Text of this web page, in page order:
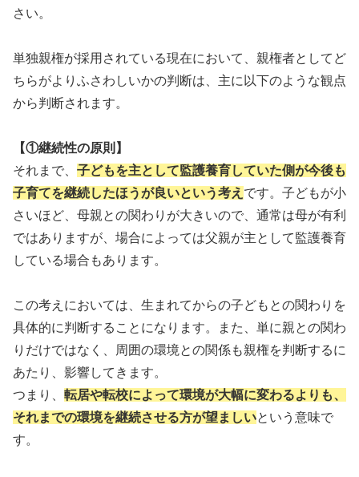
さい。
単独親権が採用されている現在において、親権者としてど
ちらがよりふさわしいかの判断は、主に以下のような観点
から判断されます。
【①継続性の原則】
それまで、 子どもを主として監護養育していた側が今後も
子育てを継続したほうが良いという考え です。子どもが小
さいほど、母親との関わりが大きいので、通常は母が有利
ではありますが、場合によっては父親が主として監護養育
している場合もあります。
この考えにおいては、生まれてからの子どもとの関わりを
具体的に判断することになります。また、単に親との関わ
りだけではなく、周囲の環境との関係も親権を判断するに
あたり、影響してきます。
つまり、 転居や転校によって環境が大幅に変わるよりも、
それまでの環境を継続させる方が望ましいという意味で
す。